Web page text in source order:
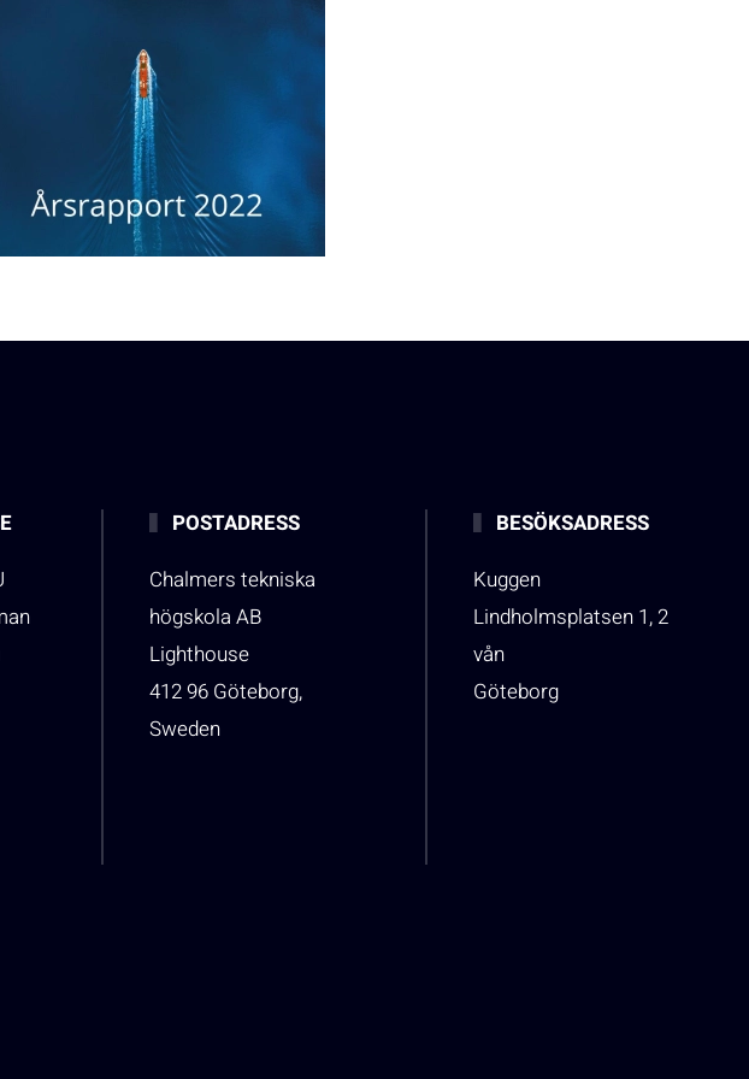
POSTADRESS
Chalmers tekniska
högskola AB
Lighthouse
412 96 Göteborg,
Sweden
BESÖKSADRESS
Kuggen
Lindholmsplatsen 1, 2
vån
Göteborg